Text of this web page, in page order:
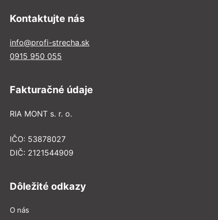
Kontaktujte nás
info@profi-strecha.sk
0915 950 055
Fakturačné údaje
RIA MONT s. r. o.
IČO: 53878027
DIČ: 2121544909
Dôležité odkazy
O nás